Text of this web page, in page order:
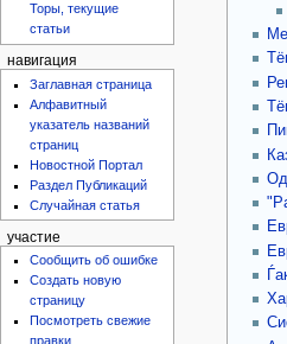
Торы, текущие
статьи
навигация
Заглавная страница
Алфавитный
указатель названий
страниц
Новостной Портал
Раздел Публикаций
Случайная статья
участие
Сообщить об ошибке
Создать новую
страницу
Посмотреть свежие
правки